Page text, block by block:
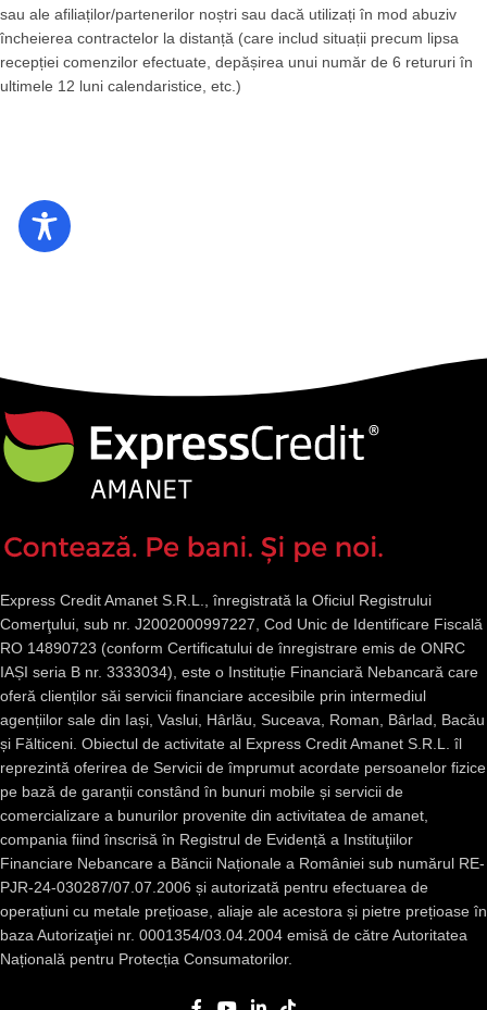
sau ale afiliaților/partenerilor noștri sau dacă utilizați în mod abuziv
încheierea contractelor la distanță (care includ situații precum lipsa
recepției comenzilor efectuate, depășirea unui număr de 6 retururi în
ultimele 12 luni calendaristice, etc.)
Express Credit Amanet S.R.L., înregistrată la Oficiul Registrului
Comerţului, sub nr. J2002000997227, Cod Unic de Identificare Fiscală
RO 14890723 (conform Certificatului de înregistrare emis de ONRC
IAȘI seria B nr. 3333034), este o Instituție Financiară Nebancară care
oferă clienților săi servicii financiare accesibile prin intermediul
agențiilor sale din Iași, Vaslui, Hârlău, Suceava, Roman, Bârlad, Bacău
și Fălticeni. Obiectul de activitate al Express Credit Amanet S.R.L. îl
reprezintă oferirea de Servicii de împrumut acordate persoanelor fizice
pe bază de garanții constând în bunuri mobile și servicii de
comercializare a bunurilor provenite din activitatea de amanet,
compania fiind înscrisă în Registrul de Evidență a Instituţiilor
Financiare Nebancare a Băncii Naționale a României sub numărul RE-
PJR-24-030287/07.07.2006 și autorizată pentru efectuarea de
operațiuni cu metale prețioase, aliaje ale acestora și pietre prețioase în
baza Autorizaţiei nr. 0001354/03.04.2004 emisă de către Autoritatea
Națională pentru Protecția Consumatorilor.